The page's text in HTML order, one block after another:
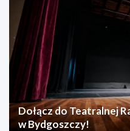
Dołącz do Teatralnej
w Bydgoszczy!